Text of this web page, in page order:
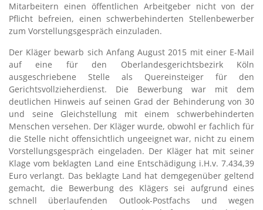
Mitarbeitern einen öffentlichen Arbeitgeber nicht von der
Pflicht befreien, einen schwerbehinderten Stellenbewerber
zum Vorstellungsgespräch einzuladen.
Der Kläger bewarb sich Anfang August 2015 mit einer E-Mail
auf eine für den Oberlandesgerichtsbezirk Köln
ausgeschriebene Stelle als Quereinsteiger für den
Gerichtsvollzieherdienst. Die Bewerbung war mit dem
deutlichen Hinweis auf seinen Grad der Behinderung von 30
und seine Gleichstellung mit einem schwerbehinderten
Menschen versehen. Der Kläger wurde, obwohl er fachlich für
die Stelle nicht offensichtlich ungeeignet war, nicht zu einem
Vorstellungsgespräch eingeladen. Der Kläger hat mit seiner
Klage vom beklagten Land eine Entschädigung i.H.v. 7.434,39
Euro verlangt. Das beklagte Land hat demgegenüber geltend
gemacht, die Bewerbung des Klägers sei aufgrund eines
schnell überlaufenden Outlook-Postfachs und wegen